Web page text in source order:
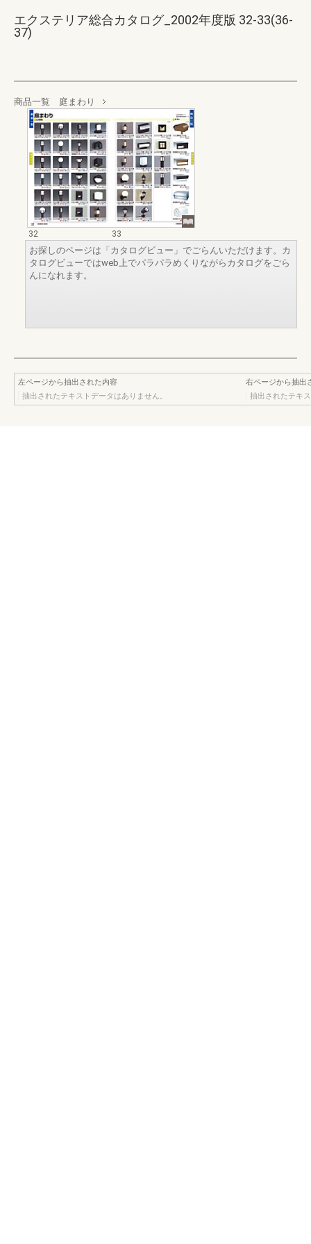
エクステリア総合カタログ_2002年度版 32-33(36-
37)
商品一覧 庭まわり
32
33
お探しのページは「カタログビュー」でごらんいただけます。カ
タログビューではweb上でパラパラめくりながらカタログをごら
んになれます。
左ページから抽出された内容
抽出されたテキストデータはありません。
右ページから抽出
抽出されたテキ